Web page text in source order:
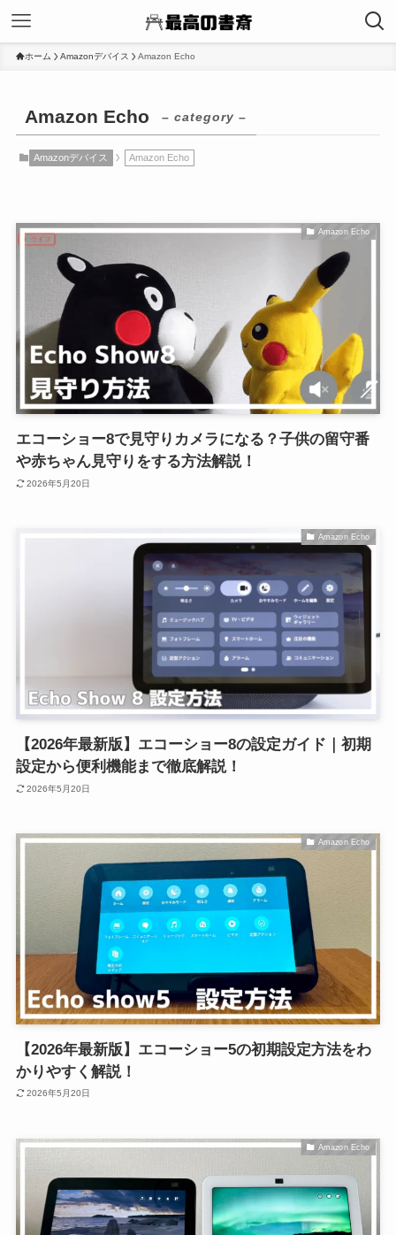
ホーム Amazonデバイス Amazon Echo
Amazon Echo – category –
Amazonデバイス Amazon Echo
Amazon Echo
エコーショー8で見守りカメラになる？子供の留守番
や赤ちゃん見守りをする方法解説！
2026年5月20日
Amazon Echo
【2026年最新版】エコーショー8の設定ガイド｜初期
設定から便利機能まで徹底解説！
2026年5月20日
Amazon Echo
【2026年最新版】エコーショー5の初期設定方法をわ
かりやすく解説！
2026年5月20日
Amazon Echo